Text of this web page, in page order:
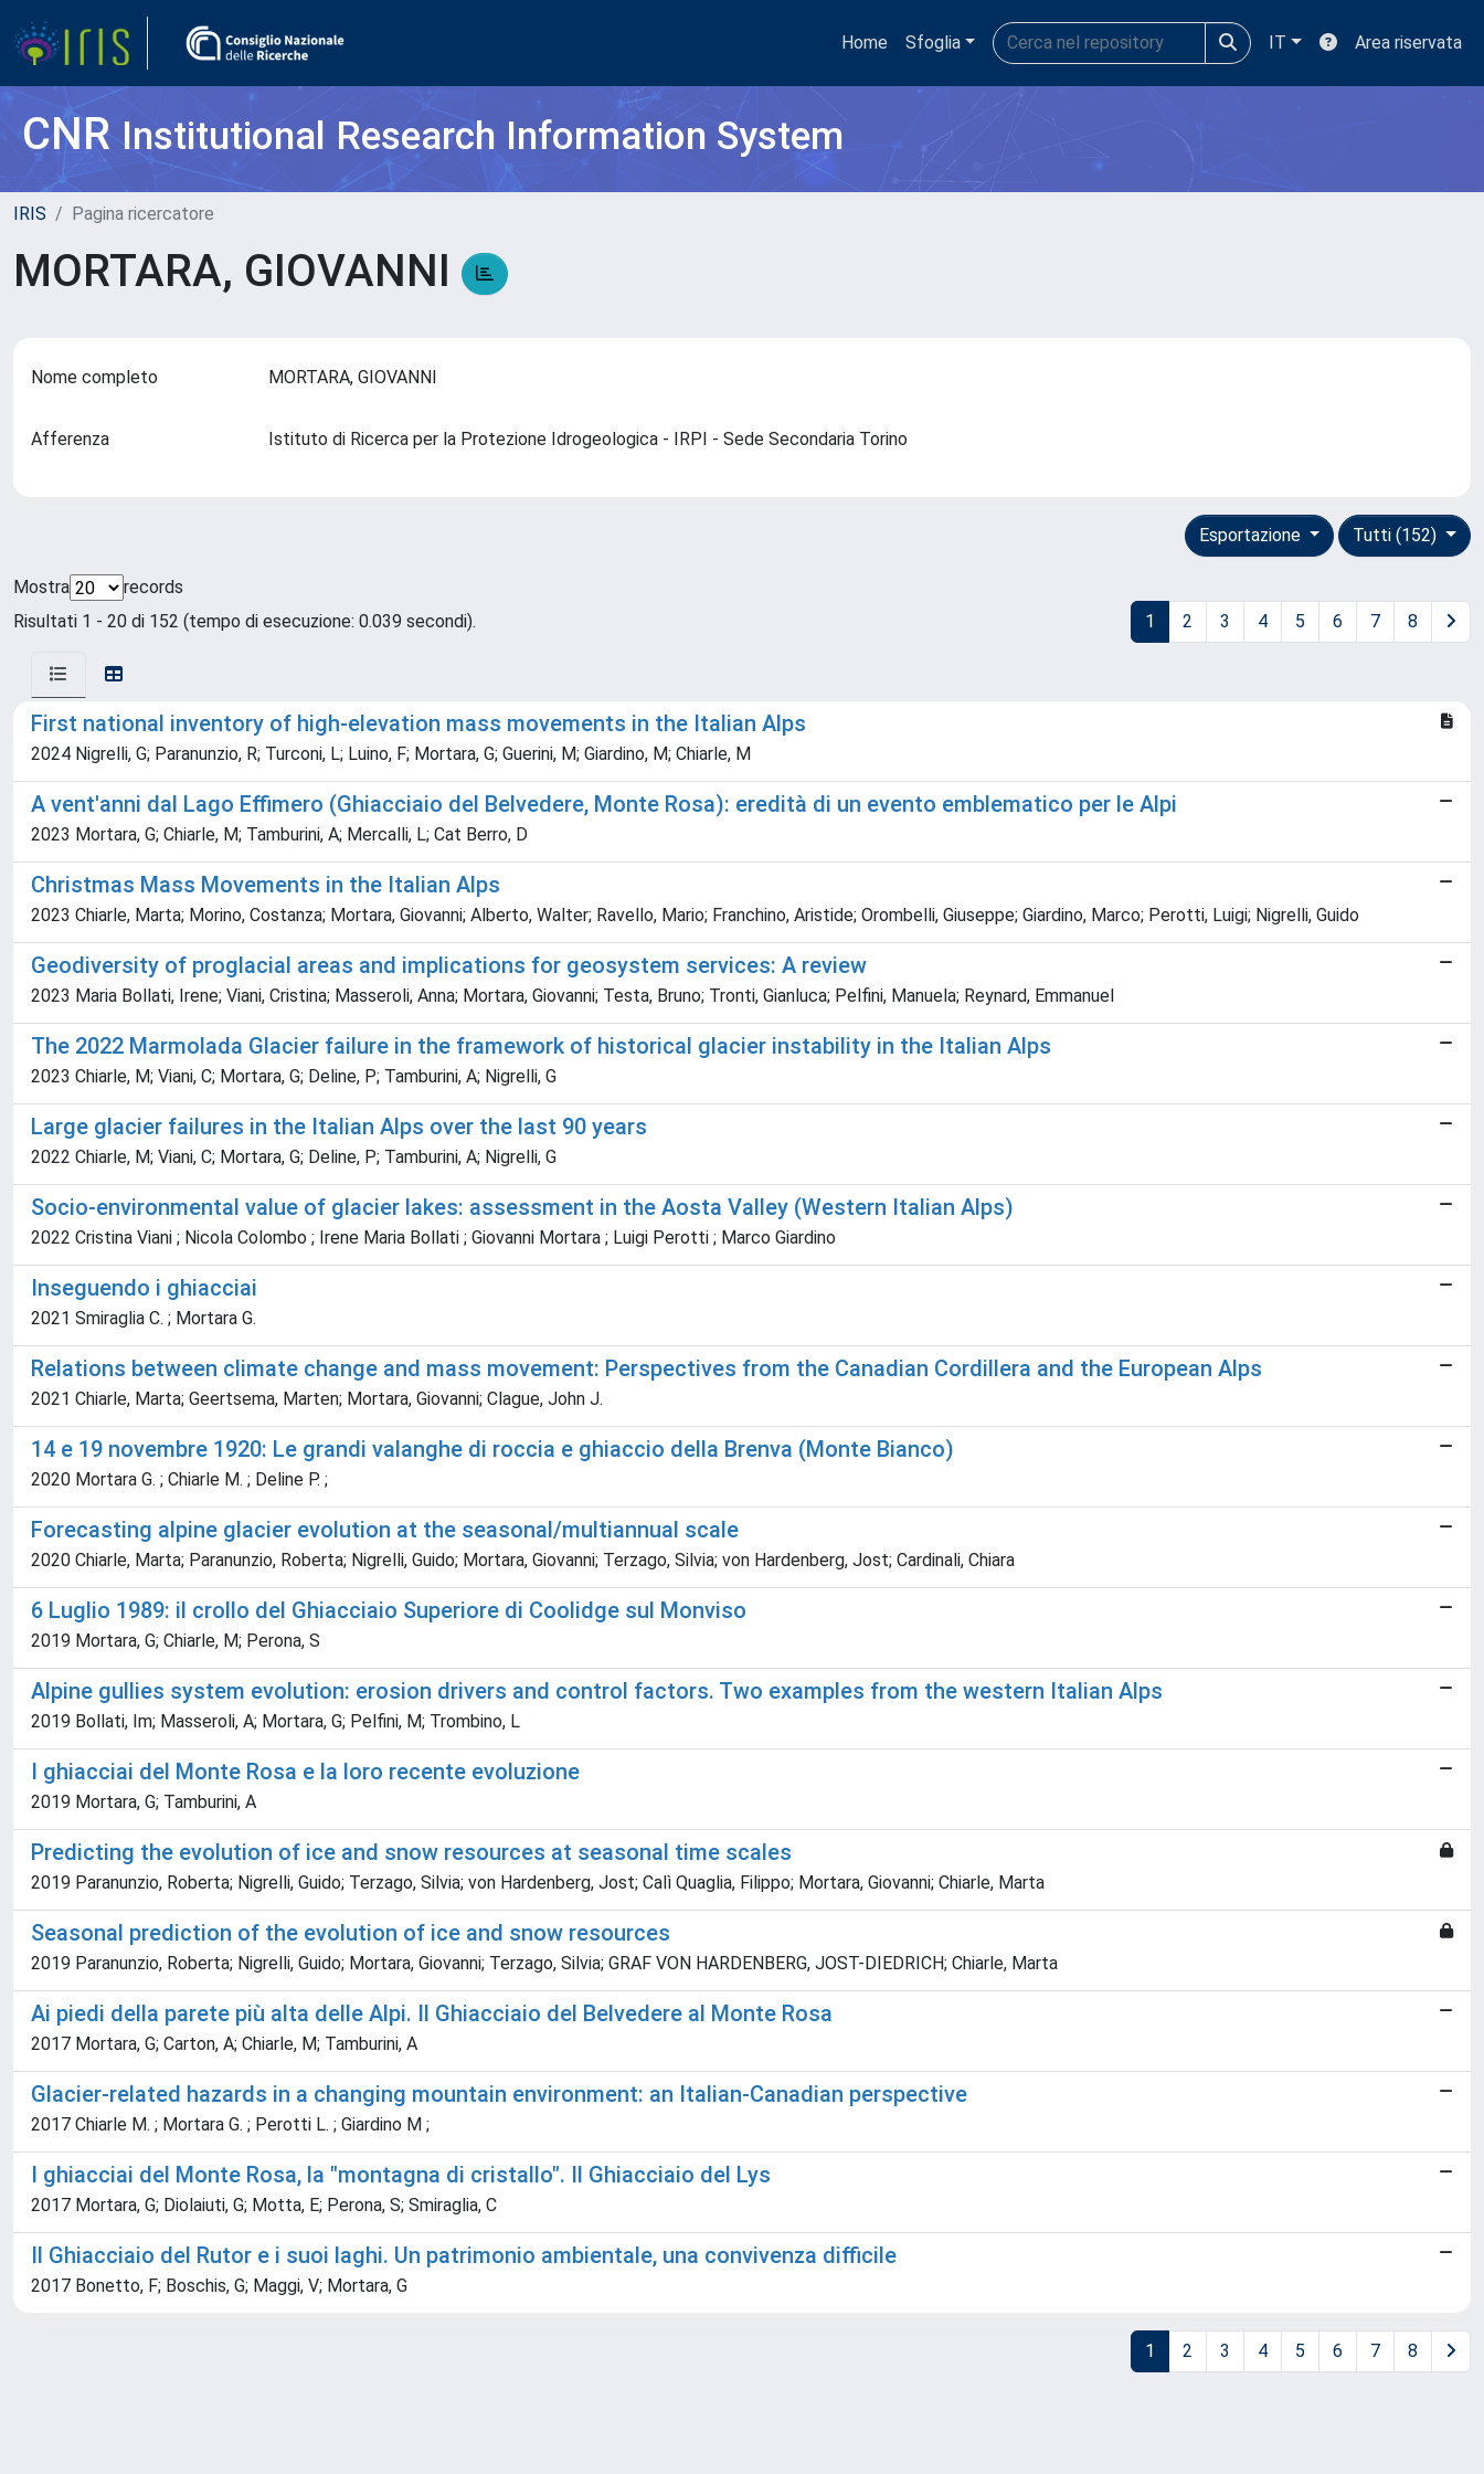
Home Sfoglia IT Area riservata
CNRInstitutional Research Information System
IRIS Pagina ricercatore
MORTARA, GIOVANNI
Nome completo MORTARA, GIOVANNI
Afferenza Istituto di Ricerca per la Protezione Idrogeologica - IRPI - Sede Secondaria Torino
Tutti (152)
Esportazione
Mostra
records
Risultati 1 - 20 di 152 (tempo di esecuzione: 0.039 secondi).
1 2 3 4 5 6 7 8
First national inventory of high-elevation mass movements in the Italian Alps
2024 Nigrelli, G; Paranunzio, R; Turconi, L; Luino, F; Mortara, G; Guerini, M; Giardino, M; Chiarle, M
A vent'anni dal Lago Effimero (Ghiacciaio del Belvedere, Monte Rosa): eredità di un evento emblematico per le Alpi
2023 Mortara, G; Chiarle, M; Tamburini, A; Mercalli, L; Cat Berro, D
Christmas Mass Movements in the Italian Alps
2023 Chiarle, Marta; Morino, Costanza; Mortara, Giovanni; Alberto, Walter; Ravello, Mario; Franchino, Aristide; Orombelli, Giuseppe; Giardino, Marco; Perotti, Luigi; Nigrelli, Guido
Geodiversity of proglacial areas and implications for geosystem services: A review
2023 Maria Bollati, Irene; Viani, Cristina; Masseroli, Anna; Mortara, Giovanni; Testa, Bruno; Tronti, Gianluca; Pelfini, Manuela; Reynard, Emmanuel
The 2022 Marmolada Glacier failure in the framework of historical glacier instability in the Italian Alps
2023 Chiarle, M; Viani, C; Mortara, G; Deline, P; Tamburini, A; Nigrelli, G
Large glacier failures in the Italian Alps over the last 90 years
2022 Chiarle, M; Viani, C; Mortara, G; Deline, P; Tamburini, A; Nigrelli, G
Socio-environmental value of glacier lakes: assessment in the Aosta Valley (Western Italian Alps)
2022 Cristina Viani ; Nicola Colombo ; Irene Maria Bollati ; Giovanni Mortara ; Luigi Perotti ; Marco Giardino
Inseguendo i ghiacciai
2021 Smiraglia C. ; Mortara G.
Relations between climate change and mass movement: Perspectives from the Canadian Cordillera and the European Alps
2021 Chiarle, Marta; Geertsema, Marten; Mortara, Giovanni; Clague, John J.
14 e 19 novembre 1920: Le grandi valanghe di roccia e ghiaccio della Brenva (Monte Bianco)
2020 Mortara G. ; Chiarle M. ; Deline P. ;
Forecasting alpine glacier evolution at the seasonal/multiannual scale
2020 Chiarle, Marta; Paranunzio, Roberta; Nigrelli, Guido; Mortara, Giovanni; Terzago, Silvia; von Hardenberg, Jost; Cardinali, Chiara
6 Luglio 1989: il crollo del Ghiacciaio Superiore di Coolidge sul Monviso
2019 Mortara, G; Chiarle, M; Perona, S
Alpine gullies system evolution: erosion drivers and control factors. Two examples from the western Italian Alps
2019 Bollati, Im; Masseroli, A; Mortara, G; Pelfini, M; Trombino, L
I ghiacciai del Monte Rosa e la loro recente evoluzione
2019 Mortara, G; Tamburini, A
Predicting the evolution of ice and snow resources at seasonal time scales
2019 Paranunzio, Roberta; Nigrelli, Guido; Terzago, Silvia; von Hardenberg, Jost; Calì Quaglia, Filippo; Mortara, Giovanni; Chiarle, Marta
Seasonal prediction of the evolution of ice and snow resources
2019 Paranunzio, Roberta; Nigrelli, Guido; Mortara, Giovanni; Terzago, Silvia; GRAF VON HARDENBERG, JOST-DIEDRICH; Chiarle, Marta
Ai piedi della parete più alta delle Alpi. Il Ghiacciaio del Belvedere al Monte Rosa
2017 Mortara, G; Carton, A; Chiarle, M; Tamburini, A
Glacier-related hazards in a changing mountain environment: an Italian-Canadian perspective
2017 Chiarle M. ; Mortara G. ; Perotti L. ; Giardino M ;
I ghiacciai del Monte Rosa, la "montagna di cristallo". Il Ghiacciaio del Lys
2017 Mortara, G; Diolaiuti, G; Motta, E; Perona, S; Smiraglia, C
Il Ghiacciaio del Rutor e i suoi laghi. Un patrimonio ambientale, una convivenza difficile
2017 Bonetto, F; Boschis, G; Maggi, V; Mortara, G
1 2 3 4 5 6 7 8